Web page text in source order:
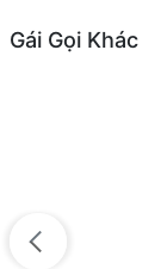
Gái Gọi Khác